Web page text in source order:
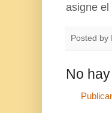
asigne
Posted by
No